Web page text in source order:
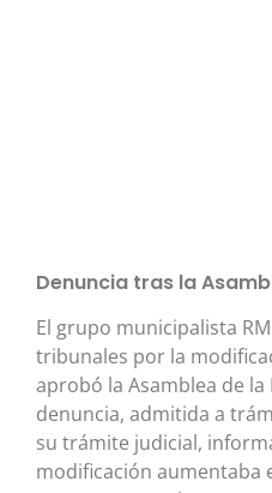
Denuncia tras la
El grupo municipalista
tribunales por la
aprobó la Asamblea de la
denuncia, admitida a
su trámite judicial,
modificación aumentaba